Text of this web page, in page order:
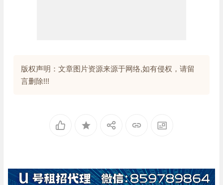
版权声明：文章图片资源来源于网络,如有侵权，请留
言删除!!!